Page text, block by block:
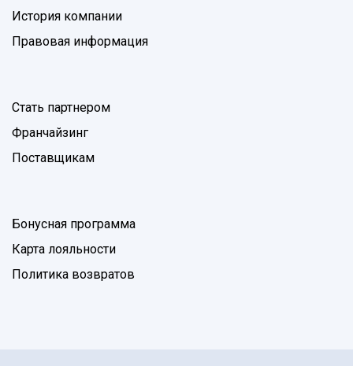
История компании
Правовая информация
Стать партнером
Франчайзинг
Поставщикам
Бонусная программа
Карта лояльности
Политика возвратов